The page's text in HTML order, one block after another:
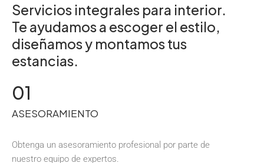
Servicios integrales para interior.
Te ayudamos a escoger el estilo,
diseñamos y montamos tus
estancias.
01
ASESORAMIENTO
Obtenga un asesoramiento profesional por parte de
nuestro equipo de expertos.